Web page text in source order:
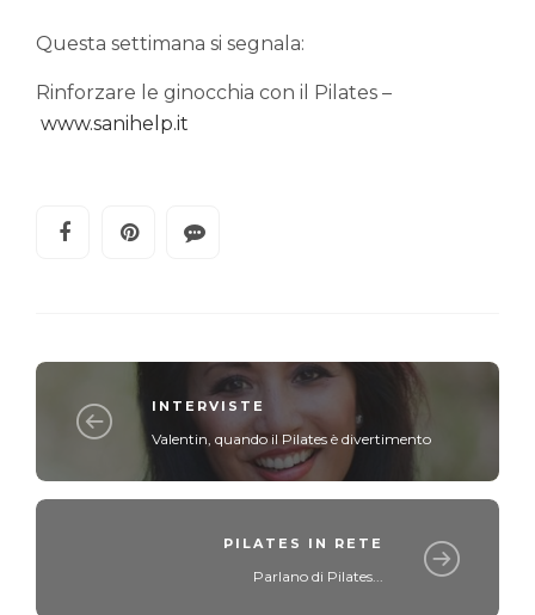
Questa settimana si segnala:
Rinforzare le ginocchia con il Pilates –
www.sanihelp.it
INTERVISTE
Valentin, quando il Pilates è divertimento
PILATES IN RETE
Parlano di Pilates...